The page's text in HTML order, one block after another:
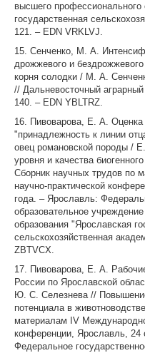
высшего профессионального
государственная
121. – EDN VRKLVJ.
15. Сенченко, М. А.
дрожжевого и
корня солодки / М. А.
// Дальневосточный
140. – EDN YBLTRZ.
16. Пивоварова, Е. А. Оценка
"принадлежность к линии
овец романовской породы /
уровня и качества
Сборник научных трудов по
научно-практической
года. – Ярославль:
образовательное
образования "Ярославская
сельскохозяйственная
ZBTVCX.
17. Пивоварова, Е. А.
России по Ярославской
Ю. С. Селезнева //
потенциала в
материалам IV
конференции, Ярославль, 24
Федеральное